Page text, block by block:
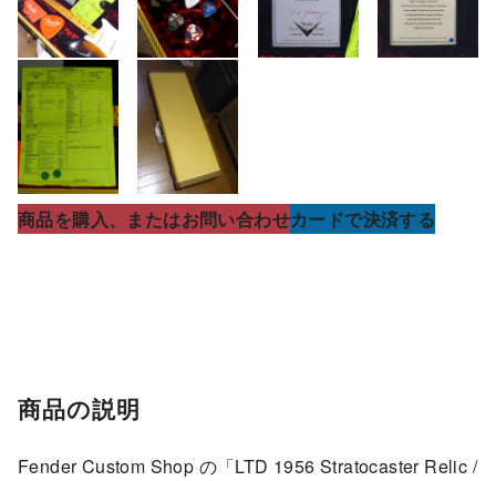
商品を購入、またはお問い合わせカードで決済する
商品の説明
Fender Custom Shop の「LTD 1956 Stratocaster Relic /